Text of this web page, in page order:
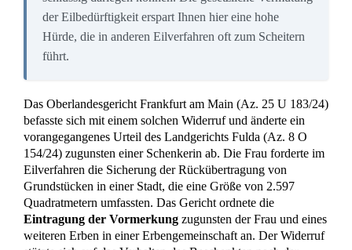
ausdrückenden Gesinnung entspringen. Die Feststellung
erfordert eine Gesamtwürdigung aller Umstände des
Einzelfalls. Anhaltspunkte für die Bewertung können sich
Diese Vorschriften regeln eigentlich, wann jemand so
schwere Straftaten gegen einen Angehörigen begeht, dass er
sogar seinen gesetzlichen Erbteil verliert.
Diese mangelnde Dankbarkeit zeigte sich in der familiären
Auseinandersetzung durch eine Vielzahl von Schikanen. Der
Beschenkte erschwerte der Frau die Nutzung von
Gemeinschaftseinrichtungen wie der Waschküche und
forderte die Entfernung eines Gefriergeräts aus dem Keller.
Zudem schaltete er eine Verkaufsannonce mit dem Hinweis